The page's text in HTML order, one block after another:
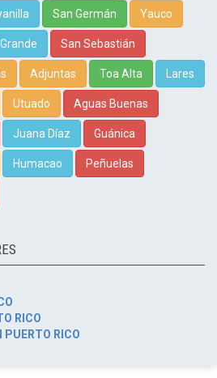
San Germán Yauco
San Sebastián
Adjuntas Toa Alta Lares
Utuado Aguas Buenas
Juana Díaz Guánica
Humacao Peñuelas
RICO
PUERTO RICO